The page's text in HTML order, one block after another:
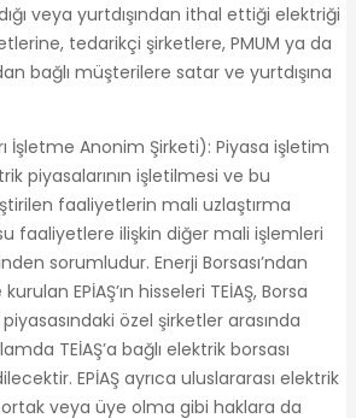
veya yurtdışından ithal ettiği elektriği
tedarikçi şirketlere, PMUM ya da
bağlı müşterilere satar ve yurtdışına
İşletme Anonim Şirketi): Piyasa işletim
piyasalarının işletilmesi ve bu
faaliyetlerin mali uzlaştırma
faaliyetlere ilişkin diğer mali işlemleri
sorumludur. Enerji Borsası’ndan
EPİAŞ’ın hisseleri TEİAŞ, Borsa
özel şirketler arasında
TEİAŞ’a bağlı elektrik borsası
EPİAŞ ayrıca uluslararası elektrik
ortak veya üye olma gibi haklara da